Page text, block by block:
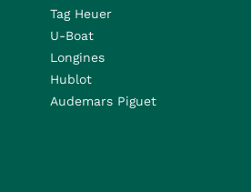
Tag Heuer
U-Boat
Longines
Hublot
Audemars Piguet